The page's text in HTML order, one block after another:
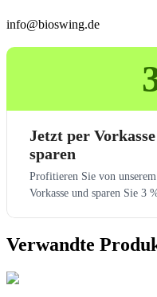
info@bioswing.de
Jetzt per
sparen
Profitieren Sie von
Vorkasse und sparen Sie 3
Verwandte